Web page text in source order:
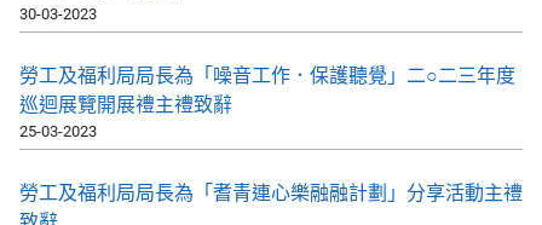
30-03-2023
勞工及福利局局長為「噪音工作．保護聽覺」二○二三年度
巡迴展覽開展禮主禮致辭
25-03-2023
勞工及福利局局長為「耆青連心樂融融計劃」分享活動主禮